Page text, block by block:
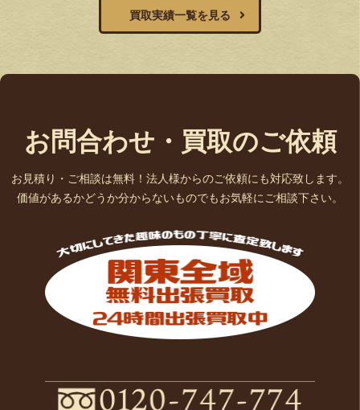
買取実績一覧を見る
お問合わせ・買取のご依頼
お見積り・ご相談は無料！法人様からのご依頼にも対応致します。
価値があるかどうか分からないものでもお気軽にご相談下さい。